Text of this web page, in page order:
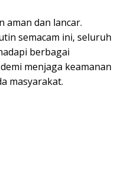
aman dan lancar.
semacam ini, seluruh
berbagai
menjaga keamanan
masyarakat.